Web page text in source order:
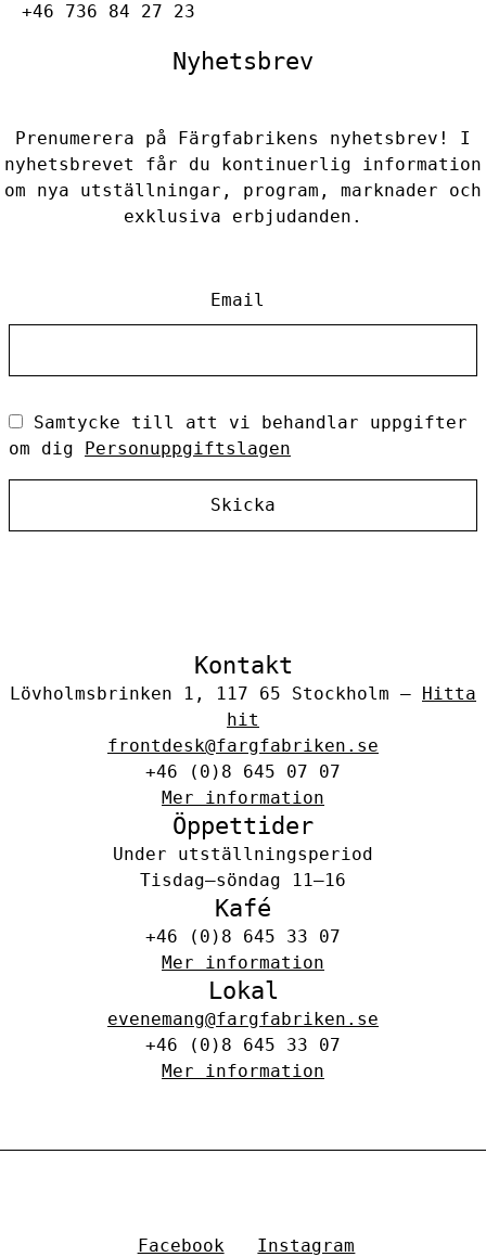
+46 736 84 27 23
Nyhetsbrev
Prenumerera på Färgfabrikens nyhetsbrev! I
nyhetsbrevet får du kontinuerlig information
om nya utställningar, program, marknader och
exklusiva erbjudanden.
Email
Samtycke till att vi behandlar uppgifter
om dig Personuppgiftslagen
Skicka
Kontakt
Lövholmsbrinken 1, 117 65 Stockholm – Hitta
hit
frontdesk@fargfabriken.se
+46 (0)8 645 07 07
Mer information
Öppettider
Under utställningsperiod
Tisdag–söndag 11–16
Kafé
+46 (0)8 645 33 07
Mer information
Lokal
evenemang@fargfabriken.se
+46 (0)8 645 33 07
Mer information
Facebook Instagram